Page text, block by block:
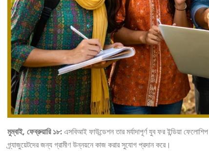
মুম্বাই, ফেব্রুয়ারি ১৮:এসবিআই ফাউন্ডেশন তার মর্যাদাপূর্ণ যুব ফর ইন্ডিয়া
গ্র্যাজুয়েটদের জন্য গ্রামীণ উন্নয়নে কাজ করার সুযোগ প্রদান করে।